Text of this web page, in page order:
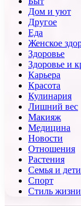
Дом и уют
Другое
Еда
Женское
Здоровье
Здоровье и
Карьера
Красота
Кулинария
Лишний вес
Макияж
Медицина
Новости
Отношения
Растения
Семья и дети
Спорт
Стиль жизни